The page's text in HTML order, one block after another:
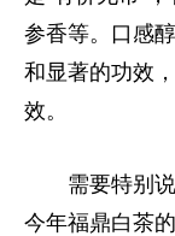
参香等。口感
和显著的功效
效。
需要特别
今年福鼎白茶